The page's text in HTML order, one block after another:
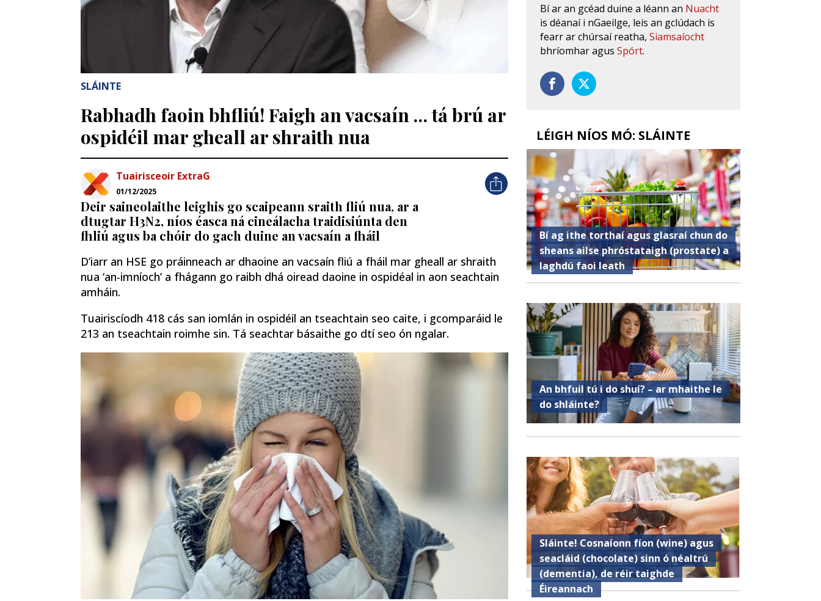
SLÁINTE
Rabhadh faoin bhfliú! Faigh an vacsaín … tá brú ar
ospidéil mar gheall ar shraith nua
Tuairisceoir ExtraG
01/12/2025
Deir saineolaithe leighis go scaipeann sraith fliú nua, ar a
dtugtar H3N2, níos éasca ná cineálacha traidisiúnta den
fhliú agus ba chóir do gach duine an vacsaín a fháil
D’iarr an HSE go práinneach ar dhaoine an vacsaín fliú a fháil mar gheall ar shraith
nua ‘an-imníoch’ a fhágann go raibh dhá oiread daoine in ospidéal in aon seachtain
amháin.
Tuairiscíodh 418 cás san iomlán in ospidéil an tseachtain seo caite, i gcomparáid le
213 an tseachtain roimhe sin. Tá seachtar básaithe go dtí seo ón ngalar.
Bí ar an gcéad duine a léann an Nuacht
is déanaí i nGaeilge, leis an gclúdach is
fearr ar chúrsaí reatha,Siamsaíocht
bhríomhar agusSpórt.
LÉIGH NÍOS MÓ: SLÁINTE
Bí ag ithe torthaí agus glasraí chun do
sheans ailse phróstataigh (prostate) a
laghdú faoi leath
An bhfuil tú i do shuí? – ar mhaithe le
do shláinte?
Sláinte! Cosnaíonn fíon (wine) agus
seacláid (chocolate) sinn ó néaltrú
(dementia), de réir taighde
Éireannach